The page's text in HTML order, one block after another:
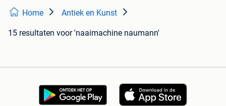
Home Antiek en Kunst
15 resultaten voor 'naaimachine naumann'